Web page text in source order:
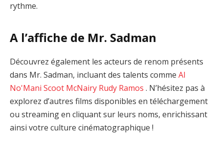
rythme.
A l’affiche de Mr. Sadman
Découvrez également les acteurs de renom présents
dans Mr. Sadman, incluant des talents comme Al
No'Mani Scoot McNairy Rudy Ramos . N’hésitez pas à
explorez d’autres films disponibles en téléchargement
ou streaming en cliquant sur leurs noms, enrichissant
ainsi votre culture cinématographique !